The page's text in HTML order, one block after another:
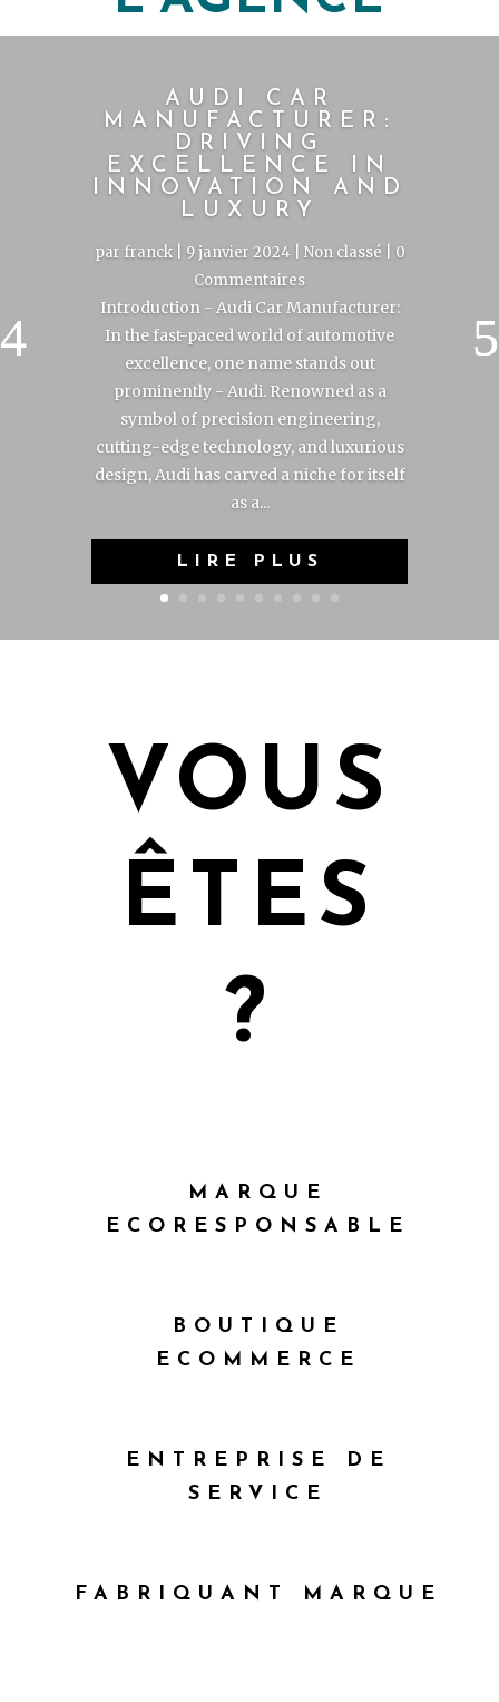
AUDI CAR
MANUFACTURER:
DRIVING
EXCELLENCE IN
INNOVATION AND
LUXURY
par franck| 9 janvier 2024| Non classé | 0
Commentaires
Introduction - Audi Car Manufacturer:
In the fast-paced world of automotive
excellence, one name stands out
prominently - Audi. Renowned as a
symbol of precision engineering,
cutting-edge technology, and luxurious
design, Audi has carved a niche for itself
as a...
LIRE PLUS
VOUS
ÊTES
?
MARQUE
ECORESPONSABLE
BOUTIQUE
ECOMMERCE
ENTREPRISE DE
SERVICE
FABRIQUANT MARQUE